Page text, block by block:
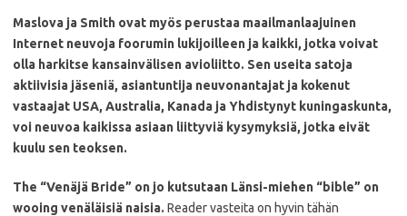
Maslova ja Smith ovat myös perustaa maailmanlaajuinen
Internet neuvoja foorumin lukijoilleen ja kaikki, jotka voivat
olla harkitse kansainvälisen avioliitto. Sen useita satoja
aktiivisia jäseniä, asiantuntija neuvonantajat ja kokenut
vastaajat USA, Australia, Kanada ja Yhdistynyt kuningaskunta,
voi neuvoa kaikissa asiaan liittyviä kysymyksiä, jotka eivät
kuulu sen teoksen.
The “Venäjä Bride” on jo kutsutaan Länsi-miehen “bible” on
wooing venäläisiä naisia. Reader vasteita on hyvin tähän